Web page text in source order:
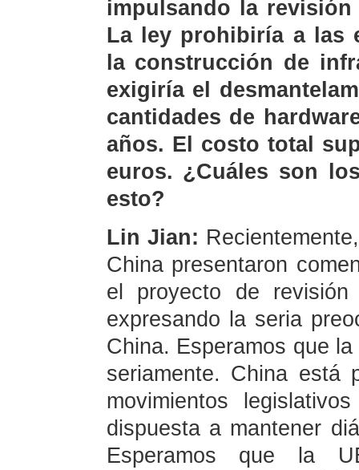
impulsando la
La ley prohibiría a las
la construcción de
exigiría el
cantidades de
años. El costo total
euros. ¿Cuáles son
esto?
Lin Jian:
China presentaron
el proyecto de
expresando la seria
China. Esperamos que
seriamente. China está
movimientos
dispuesta a mantener
Esperamos que la